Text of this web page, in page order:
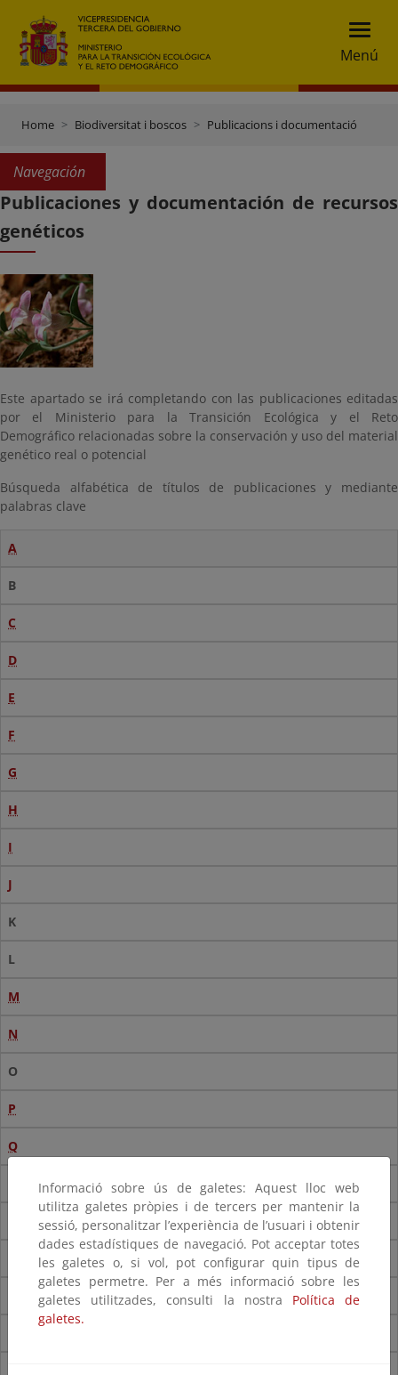
Menú
Home Biodiversitat i boscos Publicacions i documentació
Navegación
Publicaciones y documentación de recursos
genéticos
Este apartado se irá completando con las publicaciones editadas
por el Ministerio para la Transición Ecológica y el Reto
Demográfico relacionadas sobre la conservación y uso del material
genético real o potencial
Búsqueda alfabética de títulos de publicaciones y mediante
palabras clave
A
B
C
D
E
F
G
H
I
J
K
L
M
N
O
P
Q
Informació sobre ús de galetes: Aquest lloc web
utilitza galetes pròpies i de tercers per mantenir la
sessió, personalitzar l’experiència de l’usuari i obtenir
dades estadístiques de navegació. Pot acceptar totes
les galetes o, si vol, pot configurar quin tipus de
galetes permetre. Per a més informació sobre les
galetes utilitzades, consulti la nostra Política de
galetes.